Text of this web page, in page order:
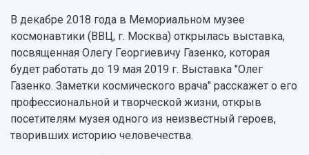
Официальные документы
В декабре 2018 года в Мемориальном музее
космонавтики (ВВЦ, г. Москва) открылась выставка,
посвященная Олегу Георгиевичу Газенко, которая
будет работать до 19 мая 2019 г. Выставка "Олег
Газенко. Заметки космического врача" расскажет о его
профессиональной и творческой жизни, открыв
посетителям музея одного из неизвестный героев,
творивших историю человечества.